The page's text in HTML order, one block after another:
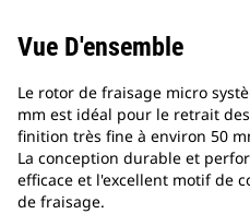
Vue D'ensemble
Le rotor de fraisage micro
mm est idéal pour le retrait
finition très fine à environ 50
La conception durable et
efficace et l'excellent motif de
de fraisage.